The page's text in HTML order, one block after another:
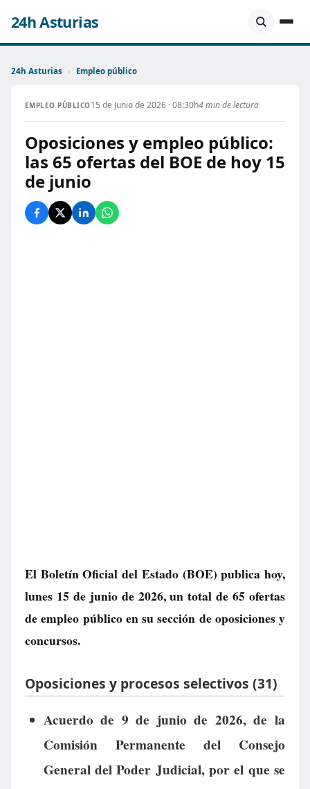
24h Asturias
24h Asturias › Empleo público
EMPLEO PÚBLICO15 de Junio de 2026 · 08:30h4 min de lectura
Oposiciones y empleo público:
las 65 ofertas del BOE de hoy 15
de junio
El Boletín Oficial del Estado (BOE) publica hoy,
lunes 15 de junio de 2026, un total de65 ofertas
de empleo públicoen su sección de oposiciones y
concursos.
Oposiciones y procesos selectivos (31)
Acuerdo de 9 de junio de 2026, de la
Comisión Permanente del Consejo
General del Poder Judicial, por el que se